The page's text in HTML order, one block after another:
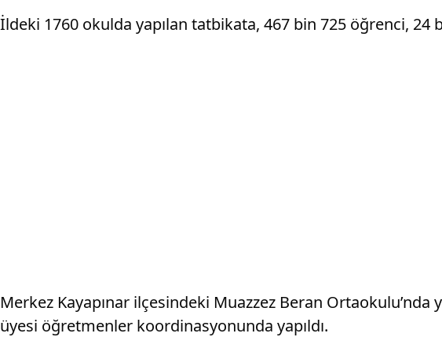
İldeki 1760 okulda yapılan tatbikata, 467 bin 725 öğrenci,
Merkez Kayapınar ilçesindeki Muazzez Beran
üyesi öğretmenler koordinasyonunda yapıldı.